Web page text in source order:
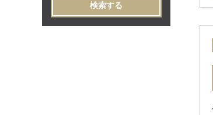
検索する